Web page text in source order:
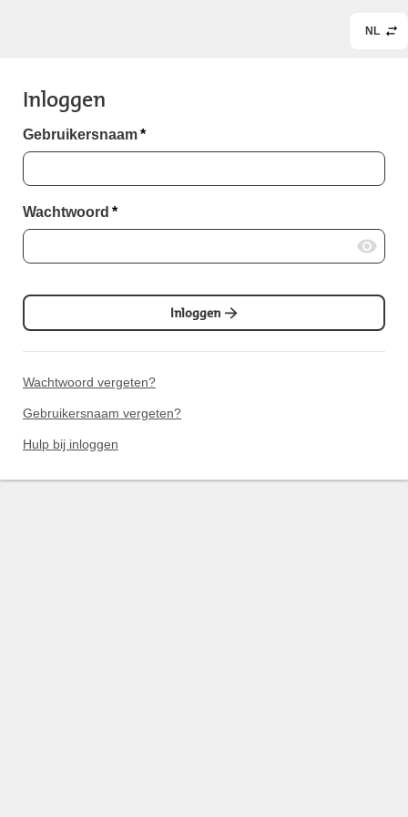
NL
Inloggen
Gebruikersnaam*
Wachtwoord *
Inloggen
Wachtwoord vergeten?
Gebruikersnaam vergeten?
Hulp bij inloggen